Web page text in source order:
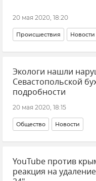
20 мая 2020, 18:20
Происшествия Новости
Экологи нашли
Севастопольской
подробности
20 мая 2020, 18:15
Общество Новости
YouTube против
реакция на